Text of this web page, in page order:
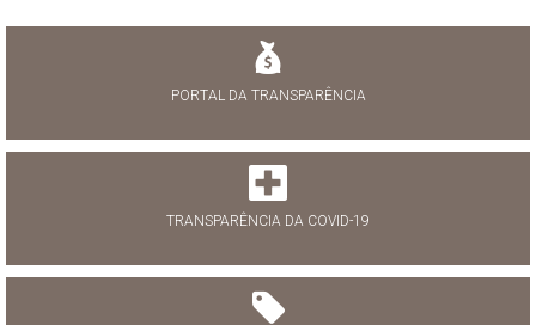
PORTAL DA TRANSPARÊNCIA
TRANSPARÊNCIA DA COVID-19